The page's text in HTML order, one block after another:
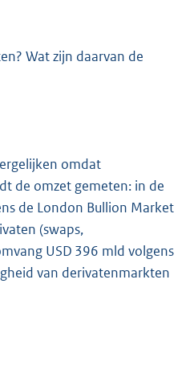
Wat zijn daarvan de
omdat
de omzet gemeten: in de
de London Bullion Market
(swaps,
USD 396 mld volgens
van derivatenmarkten